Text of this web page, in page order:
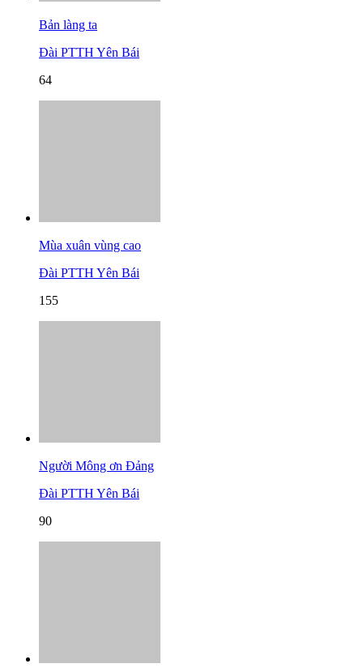
Bản làng ta
Đài PTTH Yên Bái
64
Mùa xuân vùng cao
Đài PTTH Yên Bái
155
Người Mông ơn Đảng
Đài PTTH Yên Bái
90